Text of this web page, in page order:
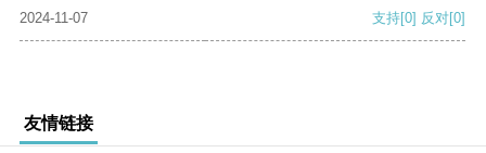
2024-11-07 支持[0] 反对[0]
友情链接